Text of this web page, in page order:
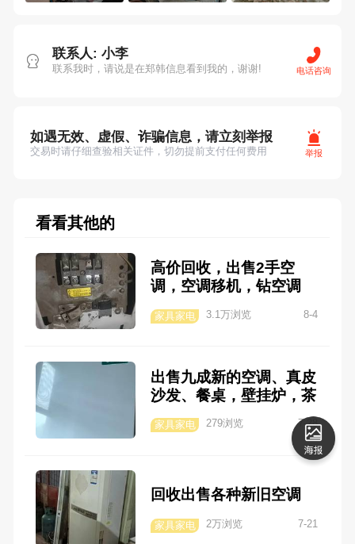
联系人: 小李
联系我时，请说是在郑韩信息看到我的，谢谢! 电话咨询
如遇无效、虚假、诈骗信息，请立刻举报
交易时请仔细查验相关证件，切勿提前支付任何费用 举报
看看其他的
高价回收，出售2手空
调，空调移机，钻空调
家具家电 3.1万浏览 8-4
出售九成新的空调、真皮
沙发、餐桌，壁挂炉，茶
家具家电 279浏览 7-28
回收出售各种新旧空调
家具家电 2万浏览 7-21